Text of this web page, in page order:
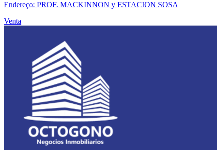
Endereço: PROF. MACKINNON y ESTACION SOSA
Venta